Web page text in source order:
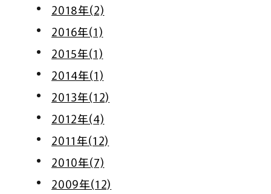
2018年(2)
2016年(1)
2015年(1)
2014年(1)
2013年(12)
2012年(4)
2011年(12)
2010年(7)
2009年(12)